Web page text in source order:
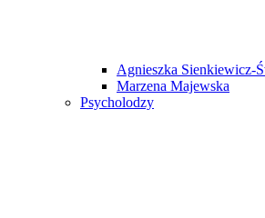
Agnieszka Sienkiewicz-
Marzena Majewska
Psycholodzy